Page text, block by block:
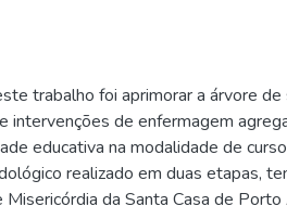
trabalho foi aprimorar a árvore
intervenções de enfermagem
educativa na modalidade de
realizado em duas etapas,
Misericórdia da Santa Casa de